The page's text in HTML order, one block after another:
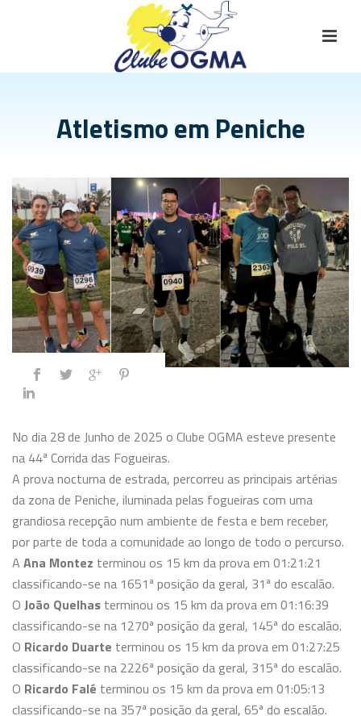
Atletismo em Peniche
No dia 28 de Junho de 2025 o Clube OGMA esteve presente
na 44ª Corrida das Fogueiras.
A prova nocturna de estrada, percorreu as principais artérias
da zona de Peniche, iluminada pelas fogueiras com uma
grandiosa recepção num ambiente de festa e bem receber,
por parte de toda a comunidade ao longo de todo o percurso.
A Ana Montez terminou os 15 km da prova em 01:21:21
classificando-se na 1651ª posição da geral, 31ª do escalão.
O João Quelhas terminou os 15 km da prova em 01:16:39
classificando-se na 1270ª posição da geral, 145ª do escalão.
O Ricardo Duarte terminou os 15 km da prova em 01:27:25
classificando-se na 2226ª posição da geral, 315ª do escalão.
O Ricardo Falé terminou os 15 km da prova em 01:05:13
classificando-se na 357ª posição da geral, 65ª do escalão.